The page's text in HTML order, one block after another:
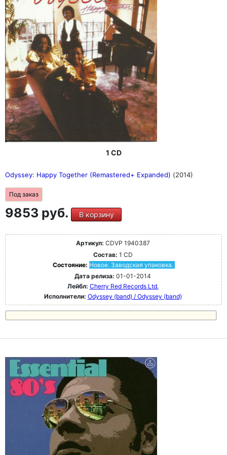
1 CD
Odyssey: Happy Together (Remastered+ Expanded) (2014)
Под заказ
9853 руб. В корзину
Артикул: CDVP 1940387
Состав: 1 CD
Состояние: Новое. Заводская упаковка.
Дата релиза: 01-01-2014
Лейбл: Cherry Red Records Ltd.
Исполнители: Odyssey (band) / Odyssey (band)